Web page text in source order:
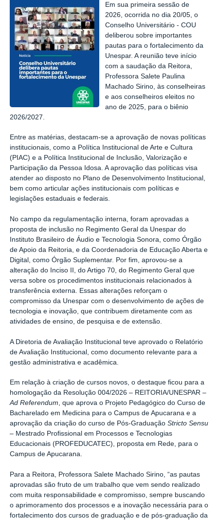
Em sua primeira sessão de
2026, ocorrida no dia 20/05, o
Conselho Universitário - COU
deliberou sobre importantes
pautas para o fortalecimento da
Unespar. A reunião teve início
com a saudação da Reitora,
Professora Salete Paulina
Machado Sirino, às conselheiras
e aos conselheiros eleitos no
ano de 2025, para o biênio
2026/2027.
Entre as matérias, destacam-se a aprovação de novas políticas
institucionais, como a Política Institucional de Arte e Cultura
(PIAC) e a Política Institucional de Inclusão, Valorização e
Participação da Pessoa Idosa. A aprovação das políticas visa
atender ao disposto no Plano de Desenvolvimento Institucional,
bem como articular ações institucionais com políticas e
legislações estaduais e federais.
No campo da regulamentação interna, foram aprovadas a
proposta de inclusão no Regimento Geral da Unespar do
Instituto Brasileiro de Áudio e Tecnologia Sonora, como Órgão
de Apoio da Reitoria, e da Coordenadoria de Educação Aberta e
Digital, como Órgão Suplementar. Por fim, aprovou-se a
alteração do Inciso II, do Artigo 70, do Regimento Geral que
versa sobre os procedimentos institucionais relacionados à
transferência externa. Essas alterações reforçam o
compromisso da Unespar com o desenvolvimento de ações de
tecnologia e inovação, que contribuem diretamente com as
atividades de ensino, de pesquisa e de extensão.
A Diretoria de Avaliação Institucional teve aprovado o Relatório
de Avaliação Institucional, como documento relevante para a
gestão administrativa e acadêmica.
Em relação à criação de cursos novos, o destaque ficou para a
homologação da Resolução 004/2026 – REITORIA/UNESPAR –
Ad Referendum, que aprova o Projeto Pedagógico do Curso de
Bacharelado em Medicina para o Campus de Apucarana e a
aprovação da criação do curso de Pós-Graduação Stricto Sensu
– Mestrado Profissional em Processos e Tecnologias
Educacionais (PROFEDUCATEC), proposta em Rede, para o
Campus de Apucarana.
Para a Reitora, Professora Salete Machado Sirino, “as pautas
aprovadas são fruto de um trabalho que vem sendo realizado
com muita responsabilidade e compromisso, sempre buscando
o aprimoramento dos processos e a inovação necessária para o
fortalecimento dos cursos de graduação e de pós-graduação da